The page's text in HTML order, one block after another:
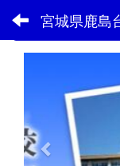
宮城県鹿島
フォトアルバム
i